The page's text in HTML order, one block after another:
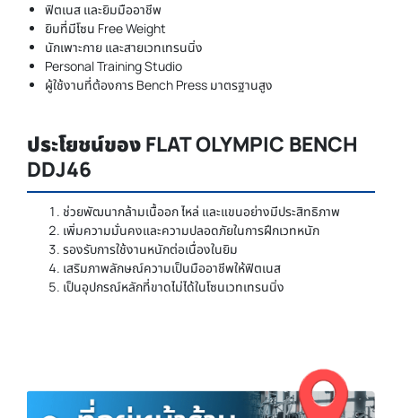
ฟิตเนส และยิมมืออาชีพ
ยิมที่มีโซน Free Weight
นักเพาะกาย และสายเวทเทรนนิ่ง
Personal Training Studio
ผู้ใช้งานที่ต้องการ Bench Press มาตรฐานสูง
ประโยชน์ของ FLAT OLYMPIC BENCH
DDJ46
ช่วยพัฒนากล้ามเนื้ออก ไหล่ และแขนอย่างมีประสิทธิภาพ
เพิ่มความมั่นคงและความปลอดภัยในการฝึกเวทหนัก
รองรับการใช้งานหนักต่อเนื่องในยิม
เสริมภาพลักษณ์ความเป็นมืออาชีพให้ฟิตเนส
เป็นอุปกรณ์หลักที่ขาดไม่ได้ในโซนเวทเทรนนิ่ง